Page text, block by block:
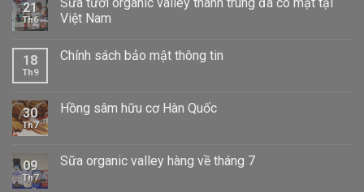
21
Th6
Việt Nam
18
Th9
Chính sách bảo mật thông tin
30
Th7
Hồng sâm hữu cơ Hàn Quốc
09
Th7
Sữa organic valley hàng về tháng 7